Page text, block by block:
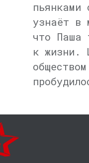
пьянками
узнаёт в
что Паша
к жизни.